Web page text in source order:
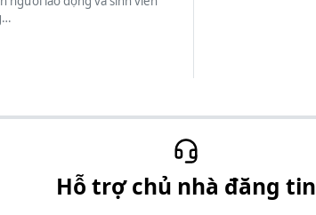
Hỗ trợ chủ nhà đăng tin